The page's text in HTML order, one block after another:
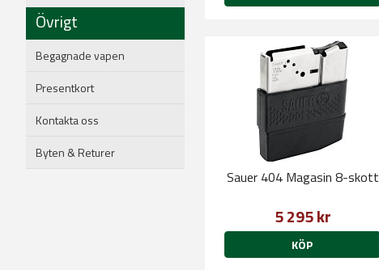
Övrigt
Begagnade vapen
Presentkort
Kontakta oss
Byten & Returer
Sauer 404 Magasin 8-skott
5 295 kr
KÖP